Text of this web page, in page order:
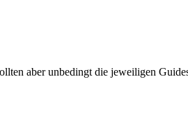
aber unbedingt die jeweiligen